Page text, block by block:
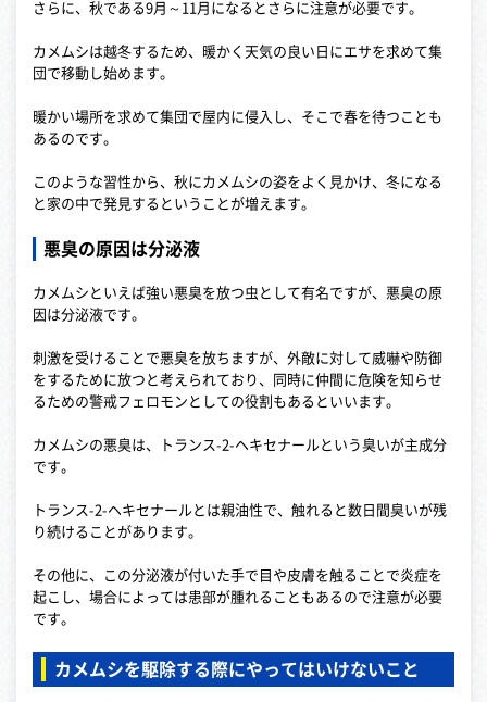
さらに、秋である9月～11月になるとさらに注意が必要です。
カメムシは越冬するため、暖かく天気の良い日にエサを求めて集
団で移動し始めます。
暖かい場所を求めて集団で屋内に侵入し、そこで春を待つことも
あるのです。
このような習性から、秋にカメムシの姿をよく見かけ、冬になる
と家の中で発見するということが増えます。
悪臭の原因は分泌液
カメムシといえば強い悪臭を放つ虫として有名ですが、悪臭の原
因は分泌液です。
刺激を受けることで悪臭を放ちますが、外敵に対して威嚇や防御
をするために放つと考えられており、同時に仲間に危険を知らせ
るための警戒フェロモンとしての役割もあるといいます。
カメムシの悪臭は、トランス-2-ヘキセナールという臭いが主成分
です。
トランス-2-ヘキセナールとは親油性で、触れると数日間臭いが残
り続けることがあります。
その他に、この分泌液が付いた手で目や皮膚を触ることで炎症を
起こし、場合によっては患部が腫れることもあるので注意が必要
です。
カメムシを駆除する際にやってはいけないこと